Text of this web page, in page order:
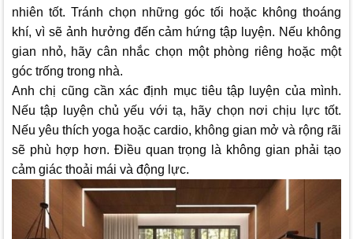
nhiên tốt. Tránh chọn những góc tối hoặc không thoáng
khí, vì sẽ ảnh hưởng đến cảm hứng tập luyện. Nếu không
gian nhỏ, hãy cân nhắc chọn một phòng riêng hoặc một
góc trống trong nhà.
Anh chị cũng cần xác định mục tiêu tập luyện của mình.
Nếu tập luyện chủ yếu với tạ, hãy chọn nơi chịu lực tốt.
Nếu yêu thích yoga hoặc cardio, không gian mở và rộng rãi
sẽ phù hợp hơn. Điều quan trọng là không gian phải tạo
cảm giác thoải mái và động lực.